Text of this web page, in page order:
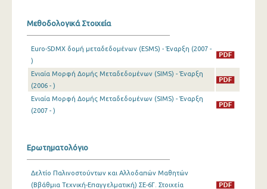
Μεθοδολογικά Στοιχεία
Euro-SDMX δομή μεταδεδομένων (ESMS) - Έναρξη (2007 -
)
Ενιαία Μορφή Δομής Μεταδεδομένων (SIMS) - Έναρξη
(2006 - )
Ενιαία Μορφή Δομής Μεταδεδομένων (SIMS) - Έναρξη
(2007 - )
Ερωτηματολόγιο
Δελτίο Παλινοστούντων και Αλλοδαπών Μαθητών
(Ββάθμια Τεχνική-Επαγγελματική) ΣΕ-6Γ. Στοιχεία